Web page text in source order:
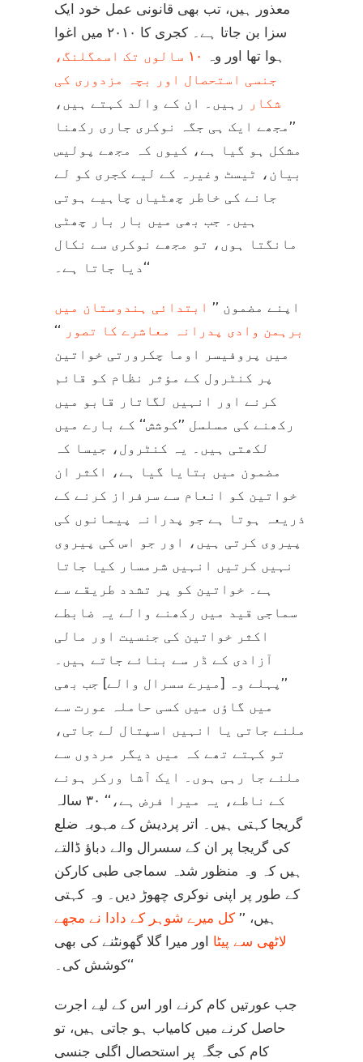
معذور ہیں، تب بھی قانونی عمل خود ایک
سزا بن جاتا ہے۔ کجری کا ۲۰۱۰ میں اغوا
ہوا تھا اور وہ
۱۰ سالوں تک اسمگلنگ،
جنسی استحصال اور بچہ مزدوری کی
شکار
رہیں۔ ان کے والد کہتے ہیں،
’’مجھے ایک ہی جگہ نوکری جاری رکھنا
مشکل ہو گیا ہے، کیوں کہ مجھے پولیس
بیان، ٹیسٹ وغیرہ کے لیے کجری کو لے
جانے کی خاطر چھٹیاں چاہیے ہوتی
ہیں۔ جب بھی میں بار بار چھٹی
مانگتا ہوں، تو مجھے نوکری سے نکال
دیا جاتا ہے۔‘‘
اپنے مضمون ’’ ابتدائی ہندوستان میں
برہمن وادی پدرانہ معاشرے کا تصور ‘‘
میں پروفیسر اوما چکرورتی خواتین
پر کنٹرول کے مؤثر نظام کو قائم
کرنے اور انہیں لگاتار قابو میں
رکھنے کی مسلسل ’’کوشش‘‘ کے بارے میں
لکھتی ہیں۔ یہ کنٹرول، جیسا کہ
مضمون میں بتایا گیا ہے، اکثر ان
خواتین کو انعام سے سرفراز کرنے کے
ذریعہ ہوتا ہے جو پدرانہ پیمانوں کی
پیروی کرتی ہیں، اور جو اس کی پیروی
نہیں کرتیں انہیں شرمسار کیا جاتا
ہے۔ خواتین کو پر تشدد طریقے سے
سماجی قید میں رکھنے والے یہ ضابطے
اکثر خواتین کی جنسیت اور مالی
آزادی کے ڈر سے بنائے جاتے ہیں۔
’’پہلے وہ [میرے سسرال والے] جب بھی
میں گاؤں میں کسی حاملہ عورت سے
ملنے جاتی یا انہیں اسپتال لے جاتی،
تو کہتے تھے کہ میں دیگر مردوں سے
ملنے جا رہی ہوں۔ ایک آشا ورکر ہونے
کے ناطے، یہ میرا فرض ہے،‘‘ ۳۰ سالہ
گریجا کہتی ہیں۔ اتر پردیش کے مہوبہ ضلع
کی گریجا پر ان کے سسرال والے دباؤ ڈالتے
ہیں کہ وہ منظور شدہ سماجی طبی کارکن
کے طور پر اپنی نوکری چھوڑ دیں۔ وہ کہتی
ہیں، ’’ کل میرے شوہر کے دادا نے مجھے
لاٹھی سے پیٹا اور میرا گلا گھونٹنے کی بھی
کوشش کی۔‘‘
جب عورتیں کام کرنے اور اس کے لیے اجرت
حاصل کرنے میں کامیاب ہو جاتی ہیں، تو
کام کی جگہ پر استحصال اگلی جنسی